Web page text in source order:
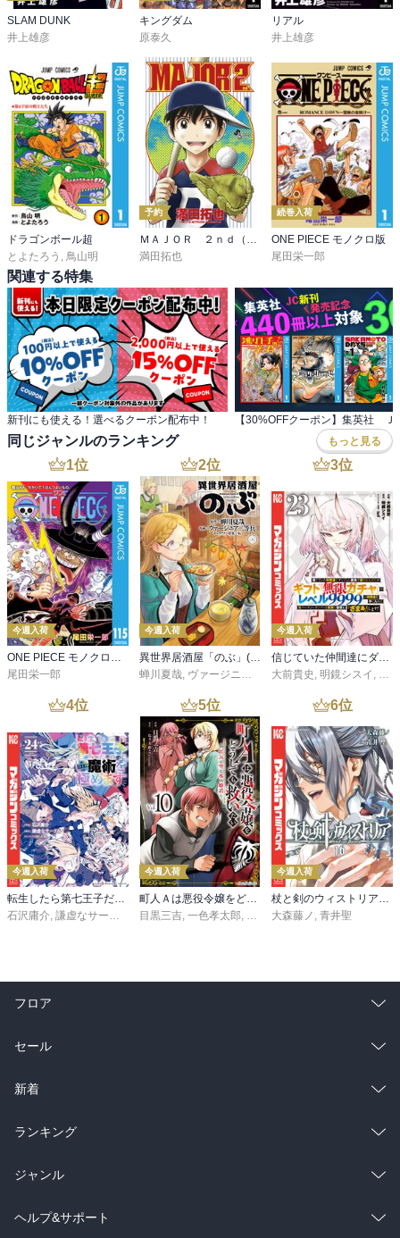
SLAM DUNK
井上雄彦
キングダム
原泰久
リアル
井上雄彦
ドラゴンボール超
とよたろう
鳥山明
予約
満田拓也
続巻入荷
ONE PIECE モノクロ版
尾田栄一郎
関連する特集
新刊にも使える！選べるクーポン配布中！
同じジャンルのランキング もっと見る
1位
今週入荷
ONE PIECE モノクロ版 115
尾田栄一郎
2位
今週入荷
異世界居酒屋「のぶ」(22)
蝉川夏哉, ヴァージニア二等兵 ,転
3位
今週入荷
信じていた仲間達にダンジョン奥地で殺されかけたがギフト『無限ガチャ』でレベル９９９９の仲間達を手に入れて元パーティーメンバーと世界に復讐＆『ざまぁ！』します！（２３）
大前貴史 , 明鏡シスイ , ｔ
4位
今週入荷
石沢庸介 謙虚なサークル メル。
5位
今週入荷
目黒三吉 一色孝太郎 Parum
6位
今週入荷
大森藤ノ 青井聖
フロア
総合
ラノベ
雑誌・グラビア
BL・TL
セール
総合
ラノベ
雑誌・グラビア
BL・TL
新着
総合
ラノベ
雑誌・グラビア
ランキング
総合
ラノベ
ジャンル
コミック
ヘルプ&サポート